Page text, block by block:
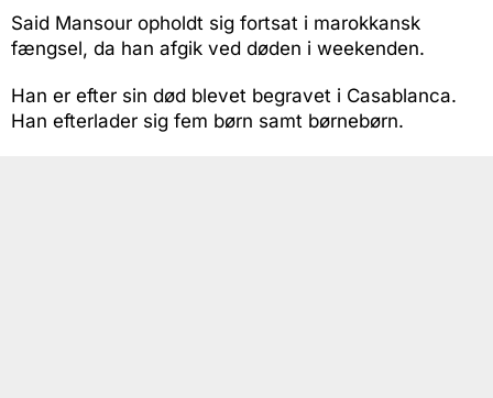
Said Mansour opholdt sig fortsat i marokkansk
fængsel, da han afgik ved døden i weekenden.
Han er efter sin død blevet begravet i Casablanca.
Han efterlader sig fem børn samt børnebørn.